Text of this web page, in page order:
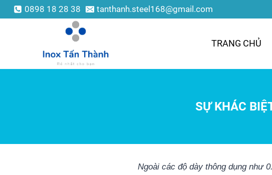
0898 18 28 38 tanthanh.steel168@gmail.com
TRANG CHỦ
SỰ KHÁC
Ngoài các độ dày thông dụng như